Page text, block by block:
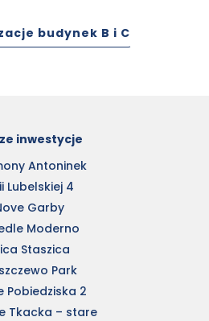
budynek B i C
inwestycje
Antoninek
Lubelskiej 4
Garby
Moderno
Staszica
Park
Pobiedziska 2
Tkacka – stare